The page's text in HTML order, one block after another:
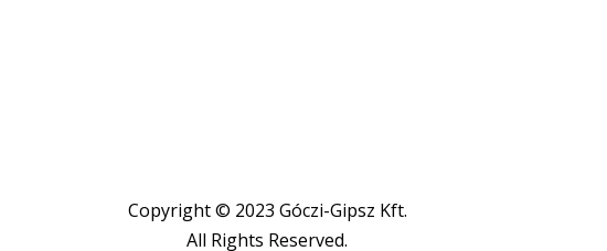
Copyright © 2023 Góczi-Gipsz Kft.
All Rights Reserved.